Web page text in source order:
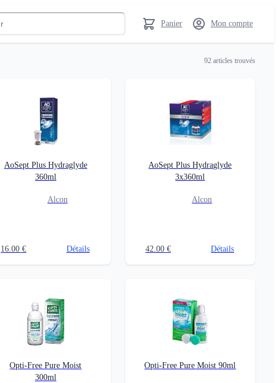
Panier Mon compte
92 articles trouvés
AoSept Plus Hydraglyde
360ml
Alcon
16.00 € Détails
AoSept Plus Hydraglyde
3x360ml
Alcon
42.00 € Détails
Opti-Free Pure Moist
300ml
Opti-Free Pure Moist 90ml